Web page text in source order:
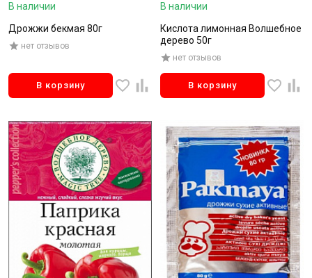
В наличии
Дрожжи бекмая 80г
нет отзывов
В корзину
В наличии
Кислота лимонная Волшебное
дерево 50г
нет отзывов
В корзину